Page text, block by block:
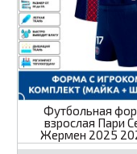
Футбольная
взрослая Пари
Жермен 2025